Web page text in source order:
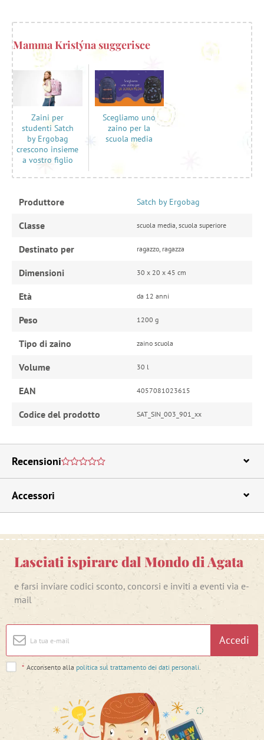
Mamma Kristýna suggerisce
Zaini per
studenti Satch
by Ergobag
crescono insieme
a vostro figlio
Scegliamo uno
zaino per la
scuola media
Produttore Satch by Ergobag
Classe scuola media, scuola superiore
Destinato per ragazzo, ragazza
Dimensioni 30 x 20 x 45 cm
Età da 12 anni
Peso 1200 g
Tipo di zaino zaino scuola
Volume 30 l
EAN 4057081023615
Codice del prodotto SAT_SIN_003_901_xx
Recensioni
Accessori
Lasciati ispirare dal Mondo di Agata
e farsi inviare codici sconto, concorsi e inviti a eventi via e-
mail
Accedi
* Acconsento alla politica sul trattamento dei dati personali.